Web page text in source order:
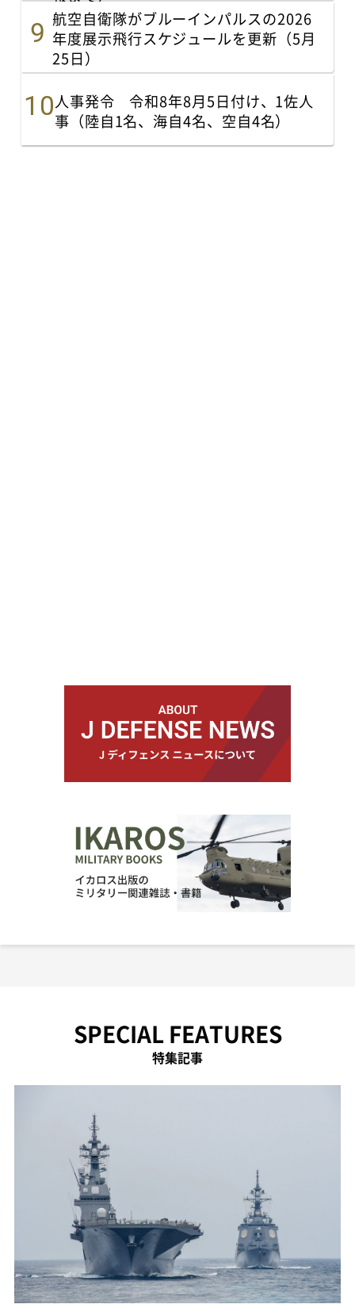
航空自衛隊がブルーインパルスの2026
年度展示飛行スケジュールを更新（5月
25日）
人事発令 令和8年8月5日付け、1佐人
事（陸自1名、海自4名、空自4名）
SPECIAL FEATURES
特集記事